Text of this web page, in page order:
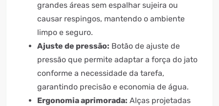
grandes áreas sem espalhar sujeira ou
causar respingos, mantendo o ambiente
limpo e seguro.
Ajuste de pressão: Botão de ajuste de
pressão que permite adaptar a força do jato
conforme a necessidade da tarefa,
garantindo precisão e economia de água.
Ergonomia aprimorada: Alças projetadas